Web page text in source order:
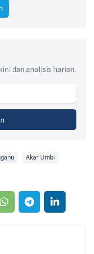
dan analisis harian.
Akar Umbi